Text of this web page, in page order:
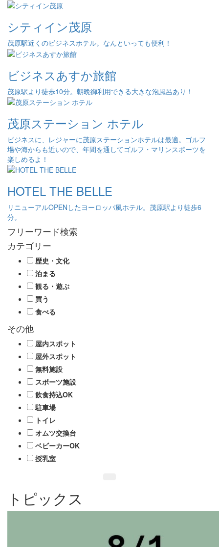
シティイン茂原
茂原駅近くのビジネスホテル。なんといっても便利！
ビジネスあすか旅館
茂原駅より徒歩10分。朝晩御利用できる大きな泡風呂あり！
茂原ステーション ホテル
ビジネスに、レジャーに茂原ステーションホテルは最適。ゴルフ
場や海からも近いので、年間を通してゴルフ・マリンスポーツを
楽しめるよ！
HOTEL THE BELLE
リニューアルOPENしたヨーロッパ風ホテル。茂原駅より徒歩6
分。
フリーワード検索
カテゴリー
歴史・文化
泊まる
観る・遊ぶ
買う
食べる
その他
屋内スポット
屋外スポット
無料施設
スポーツ施設
飲食持込OK
駐車場
トイレ
オムツ交換台
ベビーカーOK
授乳室
トピックス